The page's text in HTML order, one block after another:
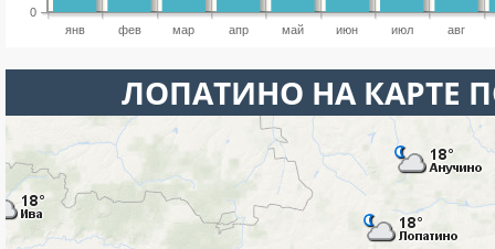
янв фев мар апр май июн июл авг
0
ЛОПАТИНО НА КАРТЕ